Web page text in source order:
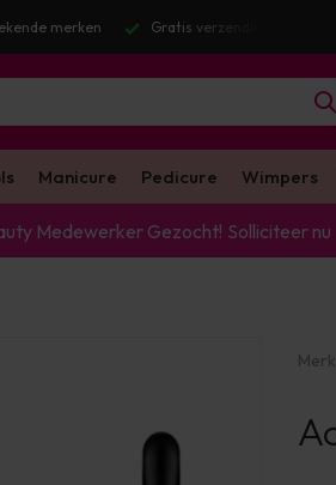
merken Gratis verzending v.a.
Manicure Pedicure Wimpers
Medewerker Gezocht! Solliciteer nu
Merk: